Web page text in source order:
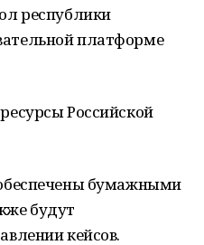
республики
платформе
Российской
бумажными
будут
кейсов.